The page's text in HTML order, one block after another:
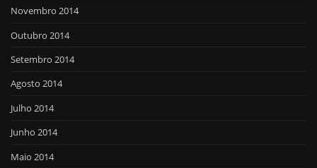
Novembro 2014
Outubro 2014
Setembro 2014
Agosto 2014
Julho 2014
Junho 2014
Maio 2014